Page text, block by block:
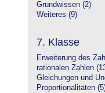
Grundwissen (2)
Weiteres (9)
7. Klasse
Erweiterung des
rationalen Zahlen
Gleichungen und
Proportionalitäten